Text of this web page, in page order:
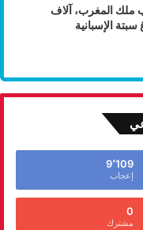
المغرب، آلاف
سبتة الإسبانية
9٬109
إعجاب
0
مشترك